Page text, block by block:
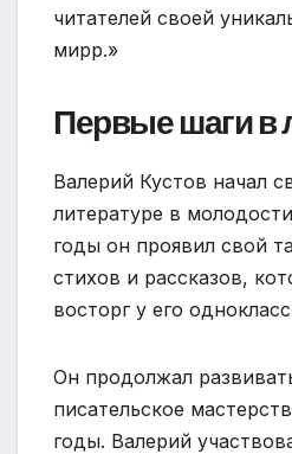
читателей своей
мирр.»
Первые шаги в
Валерий Кустов начал
литературе в
годы он проявил свой
стихов и рассказов,
восторг у его
Он продолжал
писательское
годы. Валерий